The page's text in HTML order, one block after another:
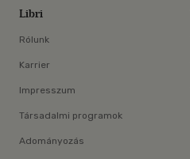
Libri
Rólunk
Karrier
Impresszum
Társadalmi programok
Adományozás